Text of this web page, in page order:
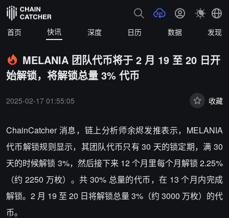
首页 快讯 深度 日历 数据 发现
MELANIA 团队代币将于 2 月 19 至 20 日开
始解锁，将解锁总量 3% 代币
2025-02-17 01:55:05 收藏
ChainCatcher 消息，链上分析师余烬发推表示，MELANIA
代币解锁规则显示，其团队代币只有 30 天的锁定期，满 30
天的时候解锁 3%，然后接下来 12 个月里每个月解锁 2.25%
（约 2250 万枚）。共 30% 总量的代币，在 13 个月内完成
解锁。2 月 19 至 20 日将解锁总量 3%（约 3000 万枚）的代
币。